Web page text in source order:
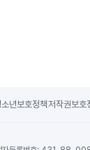
소년보호정책저작권보호